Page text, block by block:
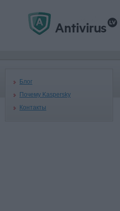
Блог
Почему Kaspersky
Контакты